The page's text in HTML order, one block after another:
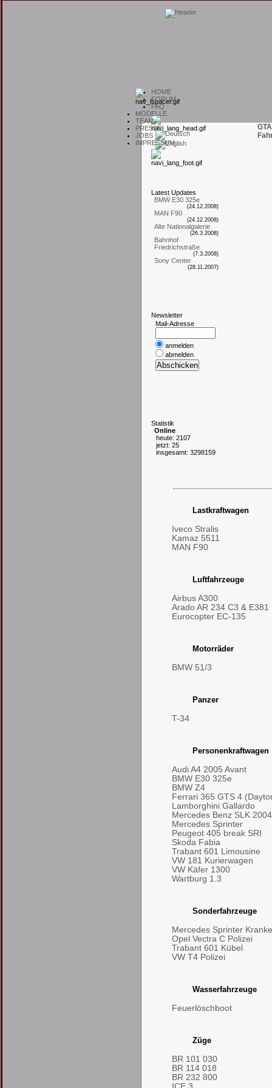
HOME
FORUM
FAQ
MODELLE
TEAM
PRESSE
JOBS
IMPRESSUM
L atest Updates
BMW E30 325e
(24.12.2008)
MAN F90
(24.12.2008)
Alte Nationalgalerie
(26.3.2008)
Bahnhof
Friedrichstraße
(7.3.2008)
Sony Center
(28.11.2007)
Newsletter
Mail-Adresse
anmelden
abmelden
Statistik
Online
heute: 2107
jetzt: 25
insgesamt: 3298159
Lastkraftwagen
Iveco Stralis
Kamaz 5511
MAN F90
Luftfahrzeuge
Airbus A300
Arado AR 234 C3 & E381
Eurocopter EC-135
Motorräder
BMW 51/3
Panzer
T-34
Personenkraftwagen
Audi A4 2005 Avant
BMW E30 325e
BMW Z4
Ferrari 365 GTS 4
Lamborghini Gallardo
Mercedes Benz SLK
Mercedes Sprinter
Peugeot 405 break SRI
Skoda Fabia
Trabant 601 Limousine
VW 181 Kurierwagen
VW Käfer 1300
Wartburg 1.3
Sonderfahrzeuge
Mercedes Sprinter
Opel Vectra C Polizei
Trabant 601 Kübel
VW T4 Polizei
Wasserfahrzeuge
Feuerlöschboot
Züge
BR 101 030
BR 114 018
BR 232 800